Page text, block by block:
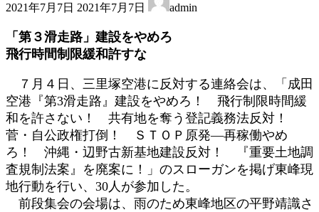
2021年7月7日 終
新
日
2021年7月7日 admin
「第３滑走路」建設をやめろ
飛行時間制限緩和許すな
７月４日、三里塚空港に反対する連絡会は、「成田
空港『第3滑走路』建設をやめろ！ 飛行制限時間緩
和を許さない！ 共有地を奪う登記義務法反対！
菅・自公政権打倒！ ＳＴＯＰ原発―再稼働やめ
ろ！ 沖縄・辺野古新基地建設反対！ 『重要土地調
査規制法案』を廃案に！」のスローガンを掲げ東峰現
地行動を行い、30人が参加した。
前段集会の会場は、雨のため東峰地区の平野靖識さ